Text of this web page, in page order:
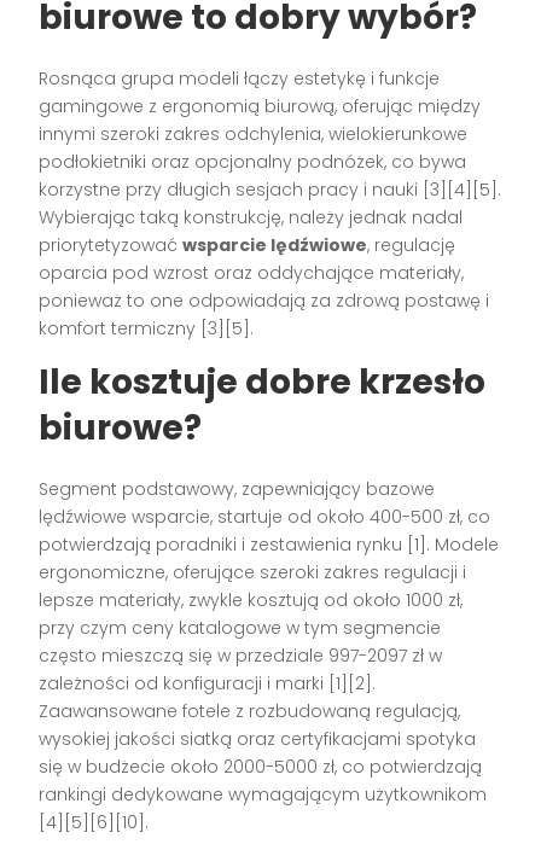
biurowe to dobry wybór?
Rosnąca grupa modeli łączy estetykę i funkcje
gamingowe z ergonomią biurową, oferując między
innymi szeroki zakres odchylenia, wielokierunkowe
podłokietniki oraz opcjonalny podnóżek, co bywa
korzystne przy długich sesjach pracy i nauki [3][4][5].
Wybierając taką konstrukcję, należy jednak nadal
priorytetyzowaćwsparcie lędźwiowe, regulację
oparcia pod wzrost oraz oddychające materiały,
ponieważ to one odpowiadają za zdrową postawę i
komfort termiczny [3][5].
Ile kosztuje dobre krzesło
biurowe?
Segment podstawowy, zapewniający bazowe
lędźwiowe wsparcie, startuje od około 400-500 zł, co
potwierdzają poradniki i zestawienia rynku [1]. Modele
ergonomiczne, oferujące szeroki zakres regulacji i
lepsze materiały, zwykle kosztują od około 1000 zł,
przy czym ceny katalogowe w tym segmencie
często mieszczą się w przedziale 997-2097 zł w
zależności od konfiguracji i marki [1][2].
Zaawansowane fotele z rozbudowaną regulacją,
wysokiej jakości siatką oraz certyfikacjami spotyka
się w budżecie około 2000-5000 zł, co potwierdzają
rankingi dedykowane wymagającym użytkownikom
[4][5][6][10].